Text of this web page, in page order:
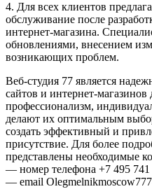
4. Для всех клиентов
обслуживание после
интернет-магазина.
обновлениями, внесением
возникающих проблем.
Веб-студия 77 является
сайтов и интернет-магазинов
профессионализм,
делают их оптимальным
создать эффективный и
присутствие. Для более
представлены необходимые
— номер телефона +7 495 741
— email